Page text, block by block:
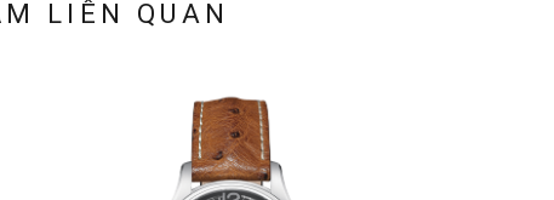
LIÊN QUAN